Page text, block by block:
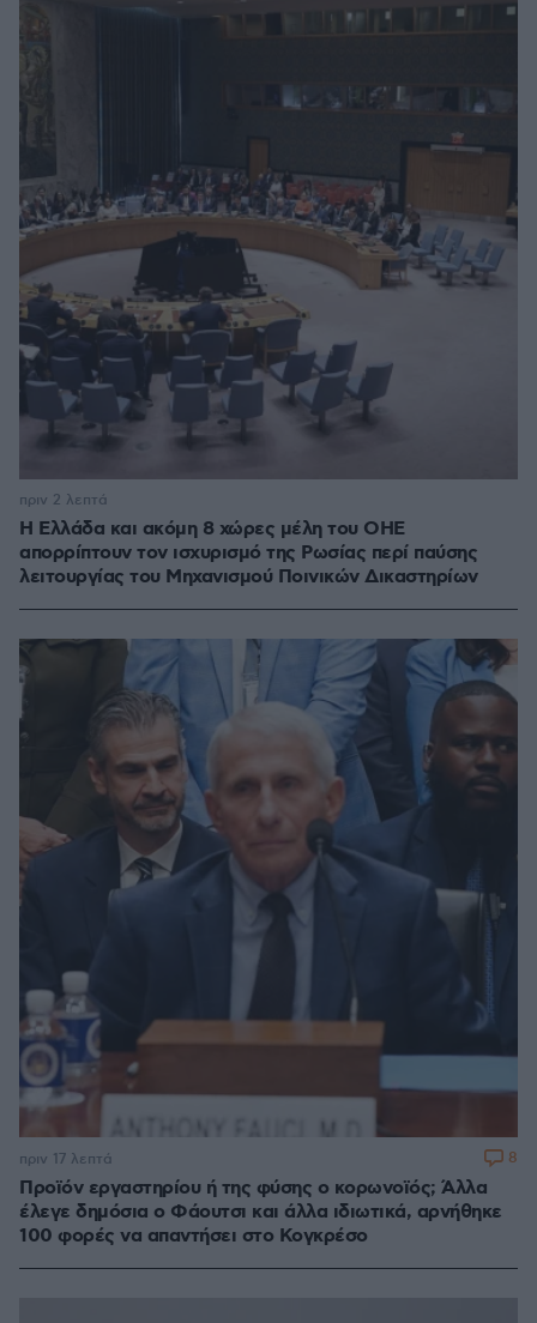
Η Ελλάδα και ακόμη 8 χώρες μέλη του ΟΗΕ
απορρίπτουν τον ισχυρισμό της Ρωσίας περί παύσης
λειτουργίας του Μηχανισμού Ποινικών Δικαστηρίων
πριν 2 λεπτά
Προϊόν εργαστηρίου ή της φύσης ο κορωνοϊός; Άλλα
έλεγε δημόσια ο Φάουτσι και άλλα ιδιωτικά, αρνήθηκε
100 φορές να απαντήσει στο Κογκρέσο
πριν 17 λεπτά 8